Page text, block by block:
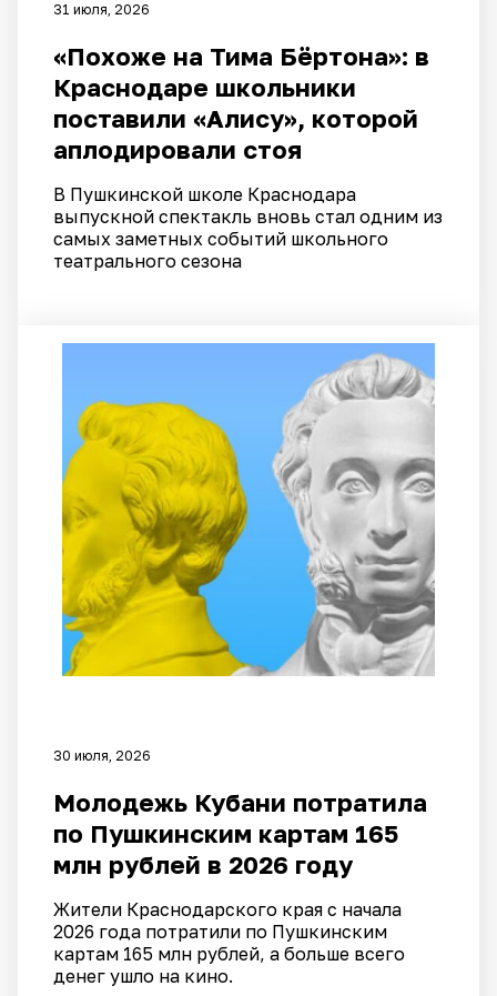
31 июля, 2026
«Похоже на Тима Бёртона»: в
Краснодаре школьники
поставили «Алису», которой
аплодировали стоя
В Пушкинской школе Краснодара
выпускной спектакль вновь стал одним из
самых заметных событий школьного
театрального сезона
30 июля, 2026
Молодежь Кубани потратила
по Пушкинским картам 165
млн рублей в 2026 году
Жители Краснодарского края с начала
2026 года потратили по Пушкинским
картам 165 млн рублей, а больше всего
денег ушло на кино.